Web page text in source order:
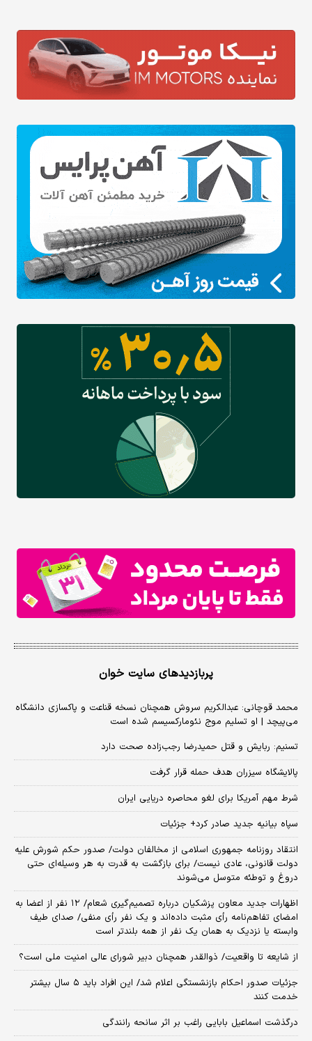
پربازدیدهای سایت خوان
محمد قوچانی: عبدالکریم سروش همچنان نسخه قناعت و پاکسازی دانشگاه
می‌پیچد | او تسلیم موج نئومارکسیسم شده است
تسنیم: ربایش و قتل حمیدرضا رجب‌زاده صحت دارد
پالایشگاه سیزران هدف حمله قرار گرفت
شرط مهم آمریکا برای لغو محاصره دریایی ایران
سپاه بیانیه جدید صادر کرد+ جزئیات
انتقاد روزنامه جمهوری اسلامی از مخالفان دولت/ صدور حکم شورش علیه
دولت قانونی، عادی نیست/ برای بازگشت به قدرت به هر وسیله‌ای حتی
دروغ و توطئه متوسل می‌شوند
اظهارات جدید معاون پزشکیان درباره تصمیم‌گیری شعام/ ۱۲ نفر از اعضا به
امضای تفاهم‌نامه رأی مثبت داده‌اند و یک نفر رأی منفی/ صدای طیف
وابسته یا نزدیک به همان یک نفر از همه بلندتر است
از شایعه تا واقعیت/ ذوالقدر همچنان دبیر شورای ‌عالی امنیت ملی است؟
جزئیات صدور احکام بازنشستگی اعلام شد/ این افراد باید ۵ سال بیشتر
خدمت کنند
درگذشت اسماعیل بابایی راغب بر اثر سانحه رانندگی